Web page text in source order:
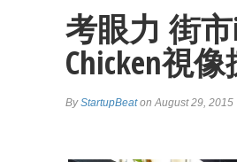
考眼力 街
Chicken視
ByStartupBeaton August 29, 2015